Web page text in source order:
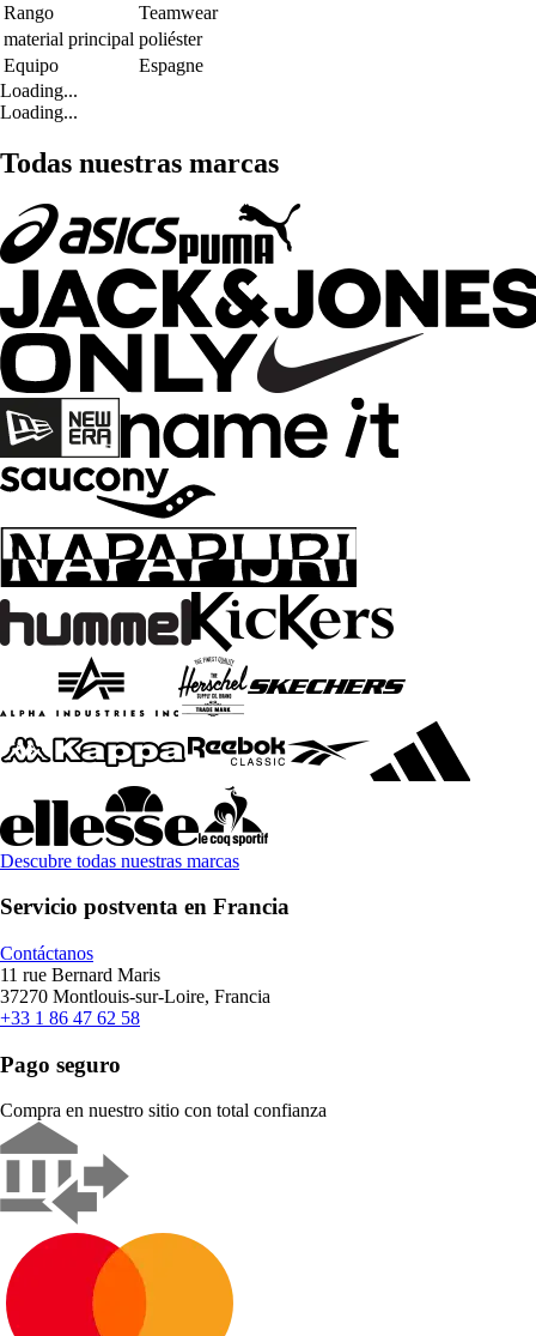
Rango
Teamwear
material principal poliéster
Equipo
Espagne
Loading...
Loading...
Todas nuestras marcas
Descubre todas nuestras marcas
Servicio postventa en Francia
Contáctanos
11 rue Bernard Maris
37270 Montlouis-sur-Loire, Francia
+33 1 86 47 62 58
Pago seguro
Compra en nuestro sitio con total confianza